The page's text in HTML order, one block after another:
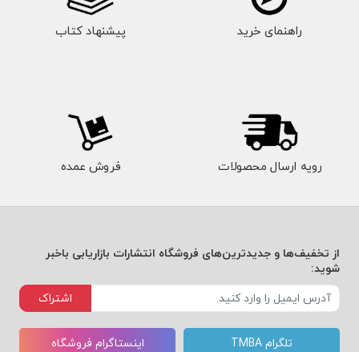
راهنمای خرید پیشنهاد کتاب
رویه ارسال محصولات فروش عمده
از تخفیف‌ها و جدیدترین‌های فروشگاه انتشارات بازاریابی باخبر
شوید:
اشتراک
تلگرام TMBA اینستاگرام فروشگاه